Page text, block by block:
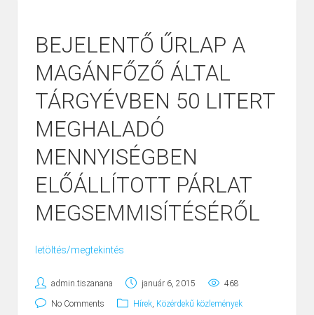
BEJELENTŐ ŰRLAP A
MAGÁNFŐZŐ ÁLTAL
TÁRGYÉVBEN 50 LITERT
MEGHALADÓ
MENNYISÉGBEN
ELŐÁLLÍTOTT PÁRLAT
MEGSEMMISÍTÉSÉRŐL
letöltés/megtekintés
admin.tiszanana január 6, 2015 468
No Comments Hírek, Közérdekű közlemények